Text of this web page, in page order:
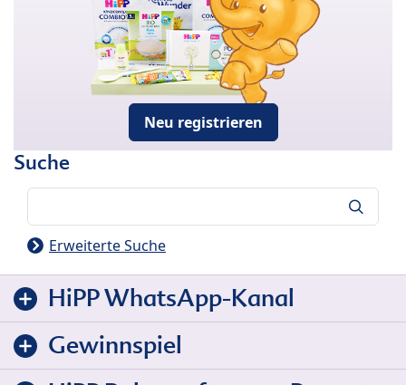
Neu registrieren
Suche
Erweiterte Suche
HiPP WhatsApp-Kanal
Gewinnspiel